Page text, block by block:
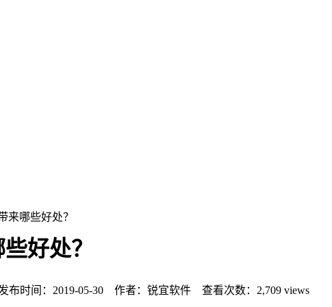
来哪些好处？
好处？
布时间：2019-05-30 作者：锐宜软件 查看次数： 2,709 views